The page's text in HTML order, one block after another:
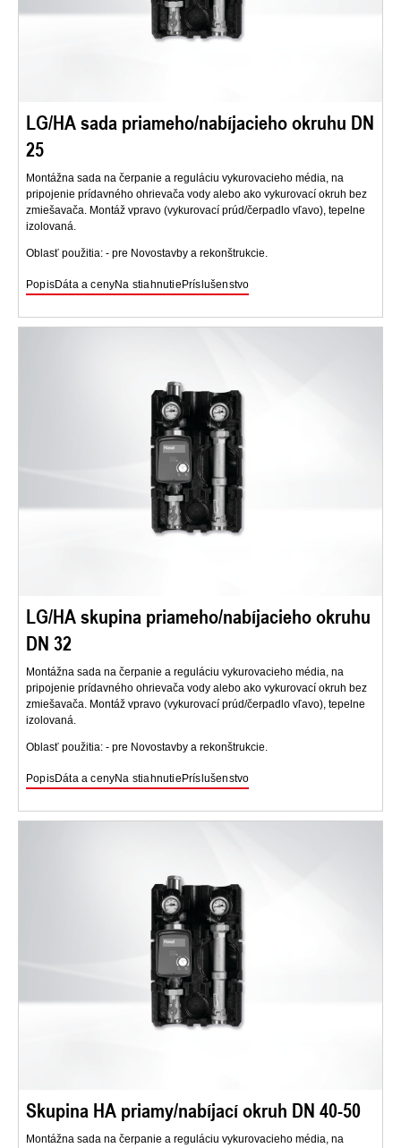
LG/HA sada priameho/nabíjacieho okruhu DN
25
Montážna sada na čerpanie a reguláciu vykurovacieho média, na
pripojenie prídavného ohrievača vody alebo ako vykurovací okruh bez
zmiešavača. Montáž vpravo (vykurovací prúd/čerpadlo vľavo), tepelne
izolovaná.
Oblasť použitia: - pre Novostavby a rekonštrukcie.
PopisDáta a cenyNa stiahnutiePríslušenstvo
LG/HA skupina priameho/nabíjacieho okruhu
DN 32
Montážna sada na čerpanie a reguláciu vykurovacieho média, na
pripojenie prídavného ohrievača vody alebo ako vykurovací okruh bez
zmiešavača. Montáž vpravo (vykurovací prúd/čerpadlo vľavo), tepelne
izolovaná.
Oblasť použitia: - pre Novostavby a rekonštrukcie.
PopisDáta a cenyNa stiahnutie Príslušenstvo
Skupina HA priamy/nabíjací okruh DN 40-50
Montážna sada na čerpanie a reguláciu vykurovacieho média, na